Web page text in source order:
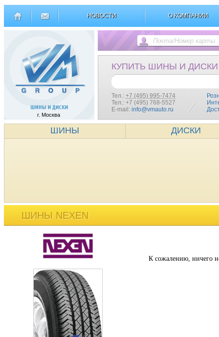
НОВОСТИ О КОМПАНИИ
г. Москва
КУПИТЬ ШИНЫ И ДИСКИ
Тел.: +7 (495) 995-7474
Тел.: +7 (495) 768-5527
E-mail: info@vmauto.ru
ШИНЫ ДИСКИ
ШИНЫ NEXEN
К сожалению, ничего